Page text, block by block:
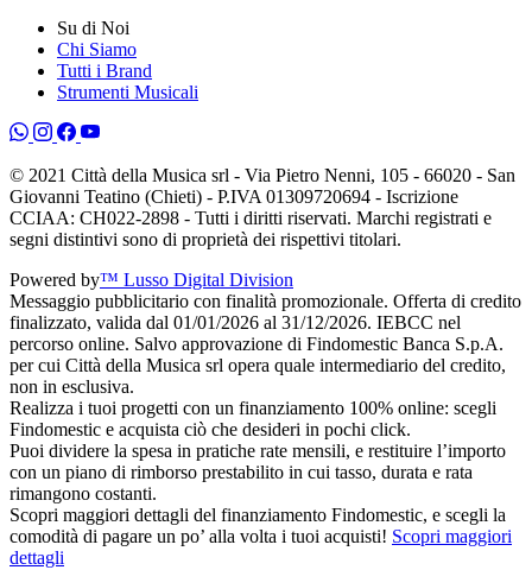
Su di Noi
Chi Siamo
Tutti i Brand
Strumenti Musicali
© 2021 Città della Musica srl - Via Pietro Nenni, 105 - 66020 - San
Giovanni Teatino (Chieti) - P.IVA 01309720694 - Iscrizione
CCIAA: CH022-2898 - Tutti i diritti riservati. Marchi registrati e
segni distintivi sono di proprietà dei rispettivi titolari.
Powered by™ Lusso Digital Division
Messaggio pubblicitario con finalità promozionale. Offerta di credito
finalizzato, valida dal 01/01/2026 al 31/12/2026. IEBCC nel
percorso online. Salvo approvazione di Findomestic Banca S.p.A.
per cui Città della Musica srl opera quale intermediario del credito,
non in esclusiva.
Realizza i tuoi progetti con un finanziamento 100% online: scegli
Findomestic e acquista ciò che desideri in pochi click.
Puoi dividere la spesa in pratiche rate mensili, e restituire l’importo
con un piano di rimborso prestabilito in cui tasso, durata e rata
rimangono costanti.
Scopri maggiori dettagli del finanziamento Findomestic, e scegli la
comodità di pagare un po’ alla volta i tuoi acquisti! Scopri maggiori
dettagli